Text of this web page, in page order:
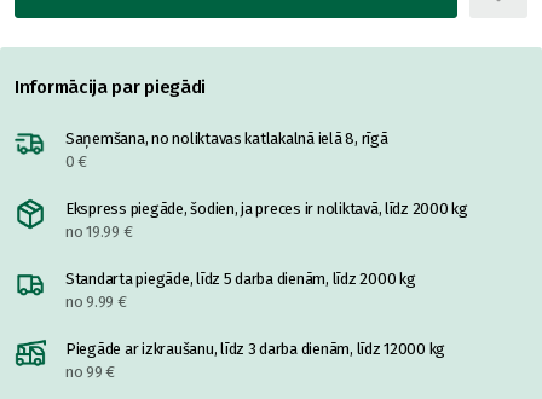
Informācija par piegādi
Saņemšana, no noliktavas katlakalnā ielā 8, rīgā
0 €
Ekspress piegāde, šodien, ja preces ir noliktavā, līdz 2000 kg
no 19.99 €
Standarta piegāde, līdz 5 darba dienām, līdz 2000 kg
no 9.99 €
Piegāde ar izkraušanu, līdz 3 darba dienām, līdz 12000 kg
no 99 €